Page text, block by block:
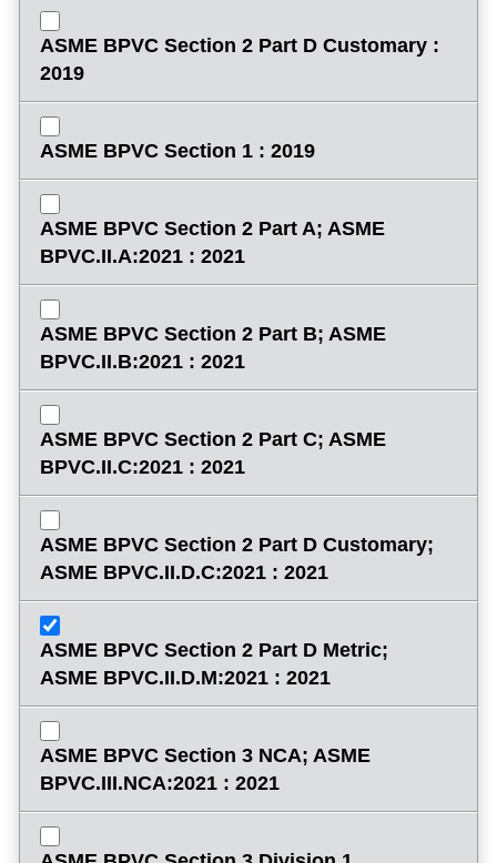
ASME BPVC Section 2 Part D Customary :
2019
ASME BPVC Section 1 : 2019
ASME BPVC Section 2 Part A; ASME
BPVC.II.A:2021 : 2021
ASME BPVC Section 2 Part B; ASME
BPVC.II.B:2021 : 2021
ASME BPVC Section 2 Part C; ASME
BPVC.II.C:2021 : 2021
ASME BPVC Section 2 Part D Customary;
ASME BPVC.II.D.C:2021 : 2021
ASME BPVC Section 2 Part D Metric;
ASME BPVC.II.D.M:2021 : 2021
ASME BPVC Section 3 NCA; ASME
BPVC.III.NCA:2021 : 2021